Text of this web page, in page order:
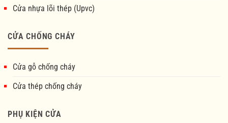
Cửa nhựa lõi thép (Upvc)
CỬA CHỐNG CHÁY
Cửa gỗ chống cháy
Cửa thép chống cháy
PHỤ KIỆN CỬA